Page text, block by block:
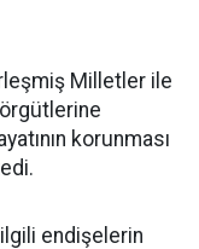
Milletler ile
korunması
endişelerin